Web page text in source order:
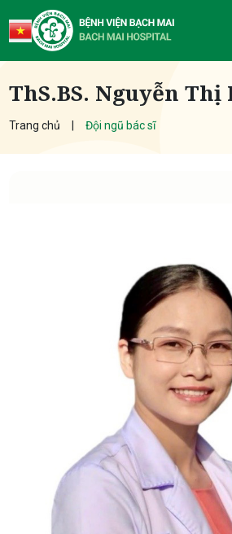
ThS.BS. Nguyễn
Trang chủ Đội ngũ bác sĩ